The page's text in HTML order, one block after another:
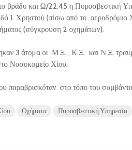
βράδυ και Ω/22.45 η Πυροσβεστική
Ι. Χρηστού (πίσω από το αεροδρόμιο
(σύγκρουση 2 οχημάτων).
3 άτομα οι Μ.Ξ. , Κ.Ξ. και Ν.Ξ.
Νοσοκομείο Χίου.
παραβρισκόταν στο τόπο του
Οχήματα Πυροσβεστική Υπηρεσία